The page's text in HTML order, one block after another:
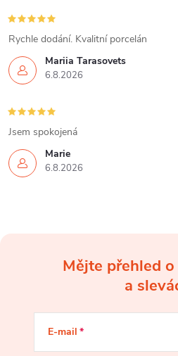
v
k
y
v
ý
p
Mariia Tarasovets
6.8.2026
Rychle dodání. Kvalitní porcelán
Marie
6.8.2026
Jsem spokojená
Mějte přehled
a
E-mail